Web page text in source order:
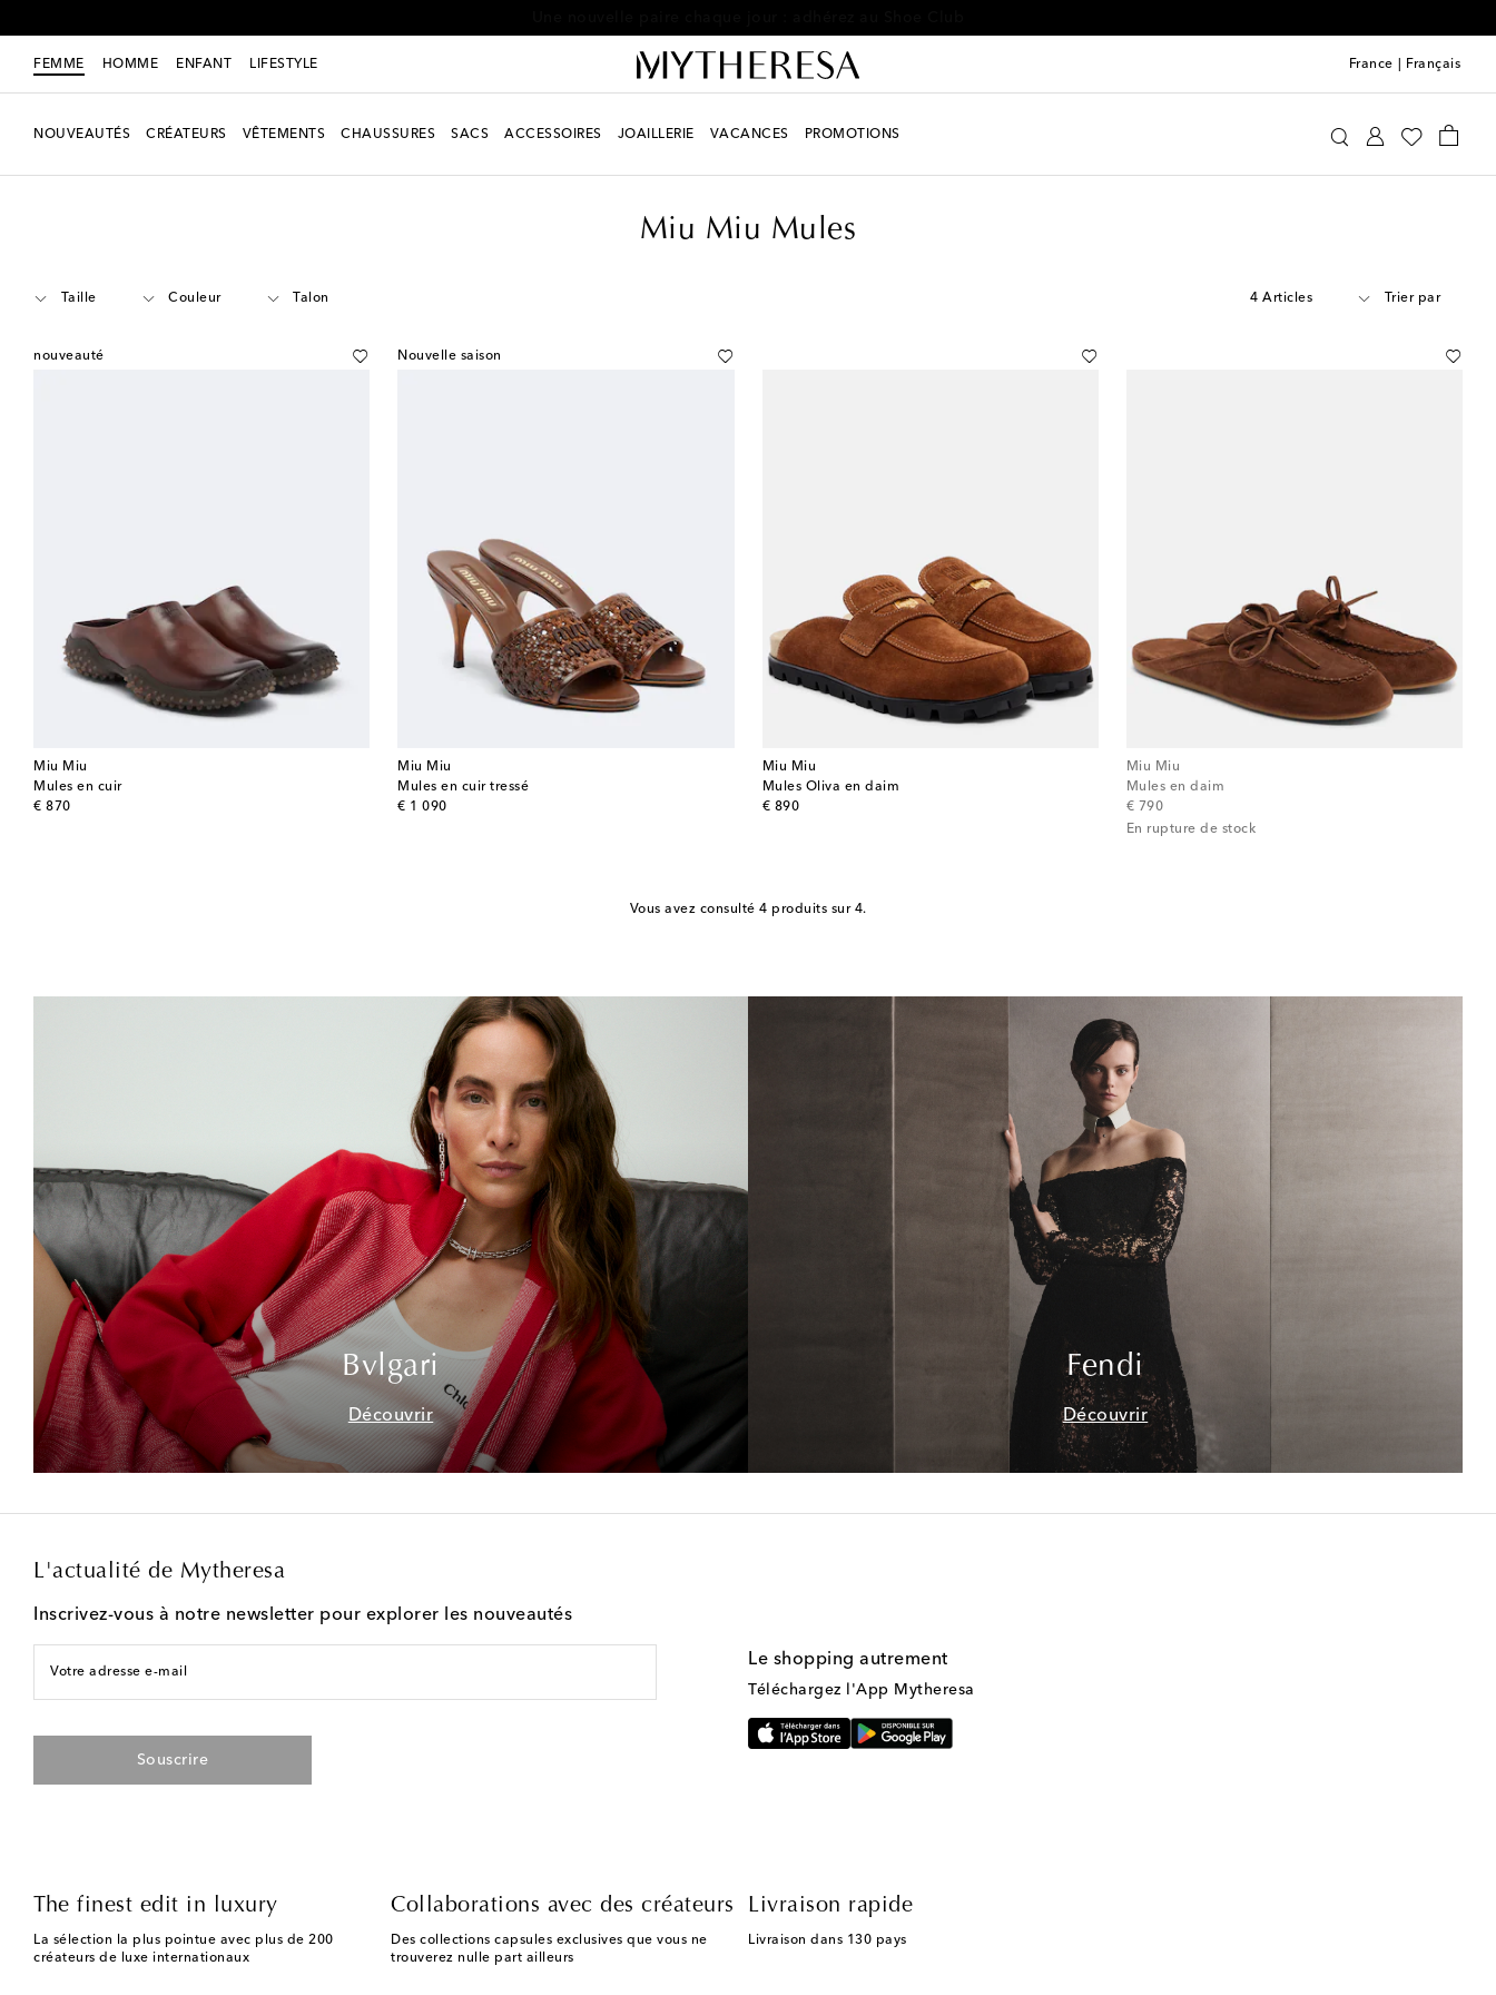
FEMME HOMME ENFANT LIFESTYLE France Français
NOUVEAUTÉS CRÉATEURS VÊTEMENTS CHAUSSURES SACS ACCESSOIRES JOAILLERIE VACANCES PROMOTIONS
Miu Miu Mules
Taille Couleur Talon 4 Articles Trier par
nouveauté
Miu Miu
Mules en cuir
€ 870
original price
Nouvelle saison
Miu Miu
Mules en cuir tressé
€ 1 090
original price
Miu Miu
Mules Oliva en daim
€ 890
original price
Miu Miu
Mules en daim
€ 790
original price
En rupture de stock
Vous avez consulté 4 produits sur 4.
Bvlgari
Découvrir
Fendi
Découvrir
L'actualité de Mytheresa
Inscrivez-vous à notre newsletter pour explorer les nouveautés
Votre adresse e-mail
Souscrire
Le shopping autrement
Téléchargez l'App Mytheresa
The finest edit in luxury
La sélection la plus pointue avec plus de 200
créateurs de luxe internationaux
Collaborations avec des créateurs
Des collections capsules exclusives que vous ne
trouverez nulle part ailleurs
Livraison rapide
Livraison dans 130 pays